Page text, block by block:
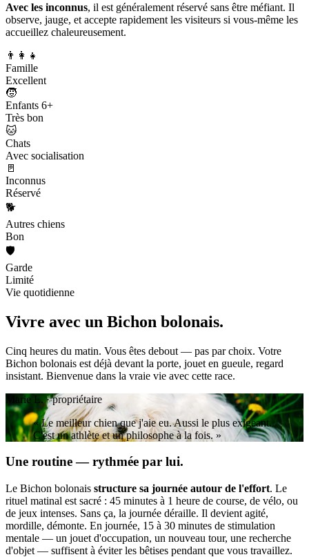
Avec les inconnus, il est généralement réservé sans être méfiant. Il
observe, jauge, et accepte rapidement les visiteurs si vous-même les
accueillez chaleureusement.
👨‍👩‍👧
Famille
Excellent
🧒
Enfants 6+
Très bon
🐱
Chats
Avec socialisation
🚪
Inconnus
Réservé
🐕
Autres chiens
Bon
🛡️
Garde
Limité
Vie quotidienne
Vivre avec un Bichon bolonais.
Cinq heures du matin. Vous êtes debout — pas par choix. Votre
Bichon bolonais est déjà devant la porte, jouet en gueule, regard
insistant. Bienvenue dans la vraie vie avec cette race.
Marie L. · propriétaire
« Le meilleur chien que j'aie eu. Aussi le plus exigeant.
C'est un athlète et un philosophe à la fois. »
Une routine — rythmée par lui.
Le Bichon bolonais structure sa journée autour de l'effort. Le
rituel matinal est sacré : 45 minutes à 1 heure de course, de vélo, ou
de jeux intenses. Sans ça, la journée déraille. Il devient agité,
mordille, démonte. En journée, 15 à 30 minutes de stimulation
mentale — un jouet d'occupation, un nouveau tour, une recherche
d'objet — suffisent à éviter les bêtises pendant que vous travaillez.